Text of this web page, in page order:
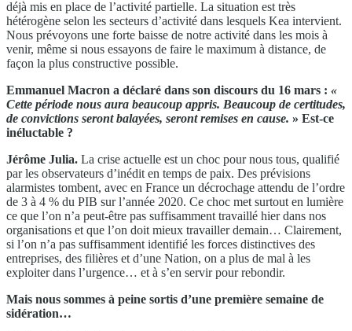
déjà mis en place de l’activité partielle. La situation est très
hétérogène selon les secteurs d’activité dans lesquels Kea intervient.
Nous prévoyons une forte baisse de notre activité dans les mois à
venir, même si nous essayons de faire le maximum à distance, de
façon la plus constructive possible.
Emmanuel Macron a déclaré dans son discours du 16 mars : «
Cette période nous aura beaucoup appris. Beaucoup de certitudes,
de convictions seront balayées, seront remises en cause. » Est-ce
inéluctable ?
Jérôme Julia. La crise actuelle est un choc pour nous tous, qualifié
par les observateurs d’inédit en temps de paix. Des prévisions
alarmistes tombent, avec en France un décrochage attendu de l’ordre
de 3 à 4 % du PIB sur l’année 2020. Ce choc met surtout en lumière
ce que l’on n’a peut-être pas suffisamment travaillé hier dans nos
organisations et que l’on doit mieux travailler demain… Clairement,
si l’on n’a pas suffisamment identifié les forces distinctives des
entreprises, des filières et d’une Nation, on a plus de mal à les
exploiter dans l’urgence… et à s’en servir pour rebondir.
Mais nous sommes à peine sortis d’une première semaine de
sidération…